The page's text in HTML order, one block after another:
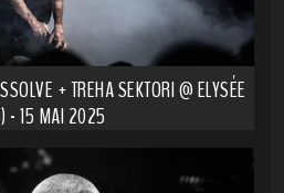
+ TREHA SEKTORI @ ELYSÉE
- 15 MAI 2025